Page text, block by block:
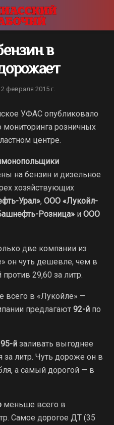
в
февраля 2015 г.
УФАС опубликовало
розничных
центре.
на бензин и дизельное
хозяйствующих
Урал», ООО «Лукойл-
Розница» и ООО
две компании из
он чуть дешевле, чем в
29,60 за литр.
всего в «Лукойле» —
предлагают 92-й по
95-й заливать выгоднее
за литр. Чуть дороже он в
а самый дорогой — в
меньше всего в
Самое дорогое ДТ (35